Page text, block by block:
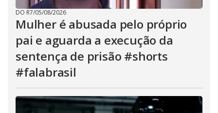
DO R7/05/08/2026
Mulher é abusada pelo próprio
pai e aguarda a execução da
sentença de prisão #shorts
#falabrasil